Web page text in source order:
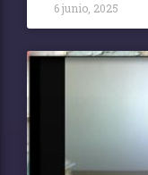
6 junio, 2025